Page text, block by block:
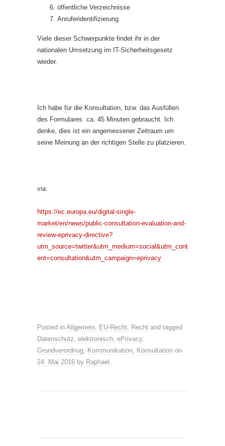
öffentliche Verzeichnisse
Anruferidentifizierung
Viele dieser Schwerpunkte findet ihr in der
nationalen Umsetzung im IT-Sicherheitsgesetz
wieder.
Ich habe für die Konsultation, bzw. das Ausfüllen
des Formulares ca. 45 Minuten gebraucht. Ich
denke, dies ist ein angemessener Zeitraum um
seine Meinung an der richtigen Stelle zu platzieren.
via:
https://ec.europa.eu/digital-single-
market/en/news/public-consultation-evaluation-and-
review-eprivacy-directive?
utm_source=twitter&utm_medium=social&utm_cont
ent=consultation&utm_campaign=eprivacy
Posted in Allgemein, EU-Recht, Recht and tagged
Datenschutz, elektronisch, ePrivacy,
Grundverordnug, Kommunikation, Konsultation on
24. Mai 2016 by Raphael .